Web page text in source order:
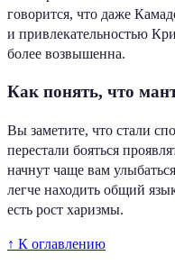
говорится, что даже
и привлекательностью
более возвышенна.
Как понять, что
Вы заметите, что стали
перестали бояться
начнут чаще вам
легче находить общий
есть рост харизмы.
↑ К оглавлению